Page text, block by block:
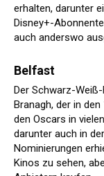
erhalten, darunter
Disney+-
auch anderswo
Belfast
Der Schwarz-
Branagh, der in
den Oscars in
darunter auch in
Nominierungen
Kinos zu sehen,